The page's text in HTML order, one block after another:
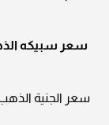
سعر سبيكه الذهب 1
سعر الجنية